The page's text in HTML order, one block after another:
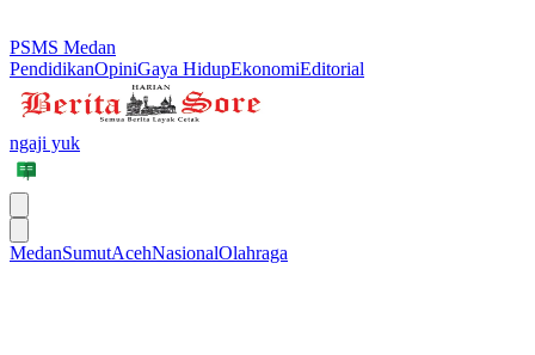
PSMS Medan
PendidikanOpiniGaya HidupEkonomiEditorial
ngaji yuk
MedanSumutAcehNasionalOlahraga